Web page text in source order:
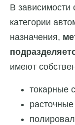
В зависимости
категории
назначения,
имеют
токарные